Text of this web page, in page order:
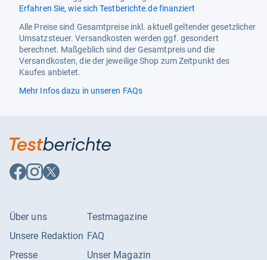
Produktart Pflanzliches Arzneimittel
Produktlinie Salbei Kräutertropfen
Ursprungsland Deutschland
Verabreichungsform
Erfahren Sie, wie sich Testberichte.de finanziert
Alle Preise sind Gesamtpreise inkl. aktuell geltender gesetzlicher
Umsatzsteuer. Versandkosten werden ggf. gesondert
berechnet. Maßgeblich sind der Gesamtpreis und die
Versandkosten, die der jeweilige Shop zum Zeitpunkt des
Kaufes anbietet.
Mehr Infos dazu in unseren FAQs
Auf
Facebook
Auf
Instagram
Auf
X
Über uns
Unsere Redaktion
Presse
Testmagazine
FAQ
Unser Magazin